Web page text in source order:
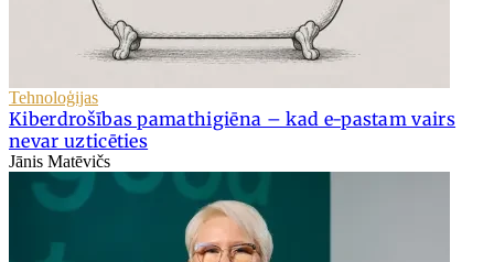
Tehnoloģijas
Kiberdrošības pamathigiēna – kad e-pastam vairs
nevar uzticēties
Jānis Matēvičs